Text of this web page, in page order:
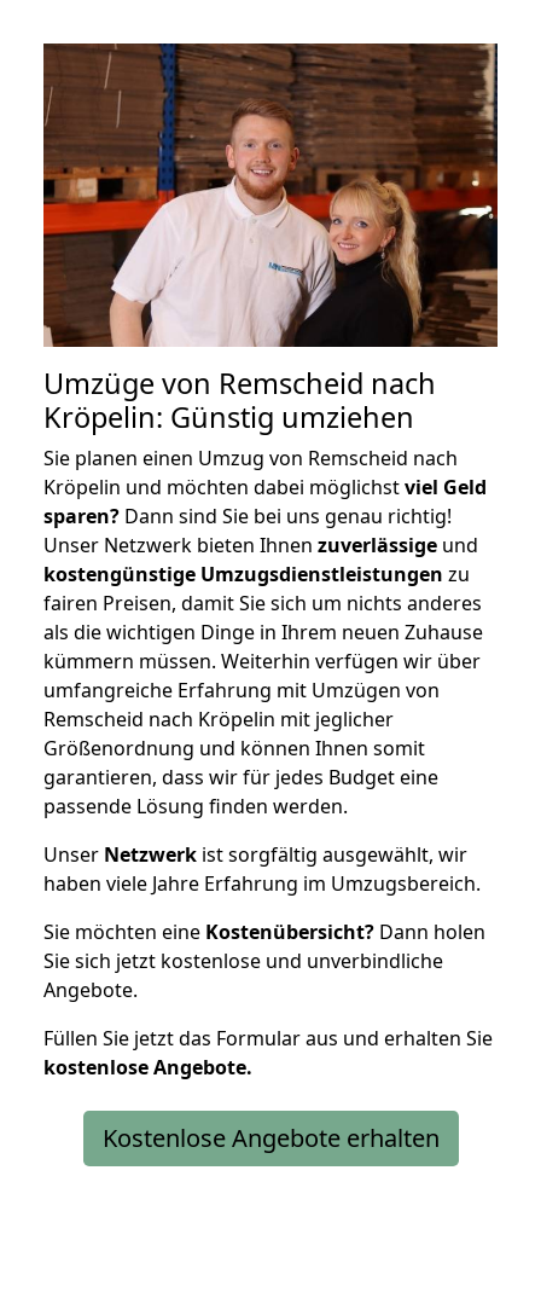
Umzüge von Remscheid nach
Kröpelin: Günstig umziehen
Sie planen einen Umzug von Remscheid nach
Kröpelin und möchten dabei möglichstviel Geld
sparen? Dann sind Sie bei uns genau richtig!
Unser Netzwerk bieten Ihnen zuverlässige und
kostengünstige Umzugsdienstleistungen zu
fairen Preisen, damit Sie sich um nichts anderes
als die wichtigen Dinge in Ihrem neuen Zuhause
kümmern müssen. Weiterhin verfügen wir über
umfangreiche Erfahrung mit Umzügen von
Remscheid nach Kröpelin mit jeglicher
Größenordnung und können Ihnen somit
garantieren, dass wir für jedes Budget eine
passende Lösung finden werden.
Unser Netzwerk ist sorgfältig ausgewählt, wir
haben viele Jahre Erfahrung im Umzugsbereich.
Sie möchten eine Kostenübersicht? Dann holen
Sie sich jetzt kostenlose und unverbindliche
Angebote.
Füllen Sie jetzt das Formular aus und erhalten Sie
kostenloseAngebote.
Kostenlose Angebote erhalten